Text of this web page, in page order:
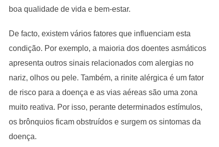
boa qualidade de vida e bem-estar.
De facto, existem vários fatores que influenciam esta
condição. Por exemplo, a maioria dos doentes asmáticos
apresenta outros sinais relacionados com alergias no
nariz, olhos ou pele. Também, a rinite alérgica é um fator
de risco para a doença e as vias aéreas são uma zona
muito reativa. Por isso, perante determinados estímulos,
os brônquios ficam obstruídos e surgem os sintomas da
doença.